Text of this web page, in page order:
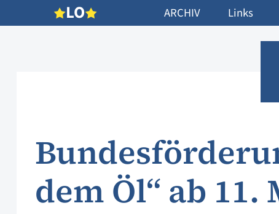
LO ARCHIV Links
dem Öl“ ab 11.